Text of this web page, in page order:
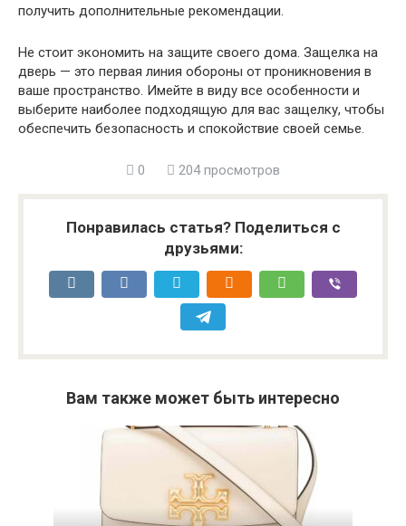
получить дополнительные рекомендации.
Не стоит экономить на защите своего дома. Защелка на
дверь — это первая линия обороны от проникновения в
ваше пространство. Имейте в виду все особенности и
выберите наиболее подходящую для вас защелку, чтобы
обеспечить безопасность и спокойствие своей семье.
0 204 просмотров
Понравилась статья? Поделиться с
друзьями:
Вам также может быть интересно